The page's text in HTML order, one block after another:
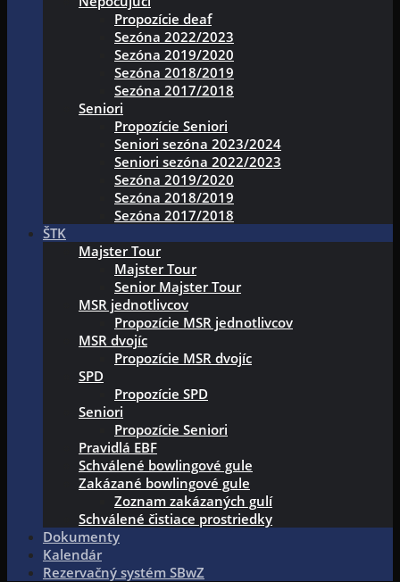
Propozície deaf
Sezóna 2022/2023
Sezóna 2019/2020
Sezóna 2018/2019
Sezóna 2017/2018
Seniori
Propozície Seniori
Seniori sezóna 2023/2024
Seniori sezóna 2022/2023
Sezóna 2019/2020
Sezóna 2018/2019
Sezóna 2017/2018
ŠTK
Majster Tour
Majster Tour
Senior Majster Tour
MSR jednotlivcov
Propozície MSR jednotlivcov
MSR dvojíc
Propozície MSR dvojíc
SPD
Propozície SPD
Seniori
Propozície Seniori
Pravidlá EBF
Schválené bowlingové gule
Zakázané bowlingové gule
Zoznam zakázaných gulí
Schválené čistiace prostriedky
Dokumenty
Kalendár
Rezervačný systém SBwZ